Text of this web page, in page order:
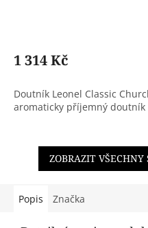
1 314 Kč
Doutník Leonel Classic
aromaticky příjemný
ZOBRAZIT VŠECHNY
Popis Značka